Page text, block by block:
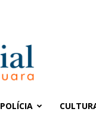
POLÍCIA